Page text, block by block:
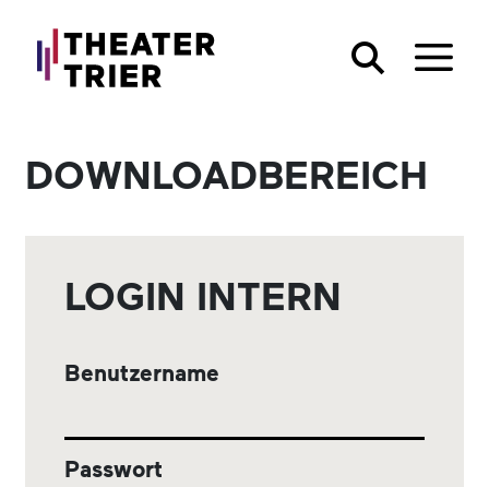
DOWNLOADBEREICH
LOGIN INTERN
Benutzername
Passwort